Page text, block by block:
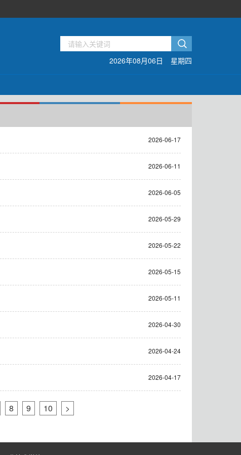
2026年08月06日 星期四
2026-06-17
2026-06-11
2026-06-05
2026-05-29
2026-05-22
2026-05-15
2026-05-11
2026-04-30
2026-04-24
2026-04-17
8 9 10 >